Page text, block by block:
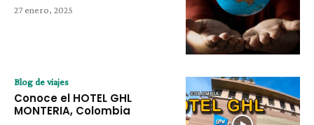
27 enero, 2025
Blog de viajes
Conoce el HOTEL GHL
MONTERIA, Colombia